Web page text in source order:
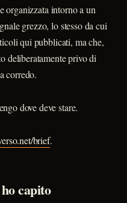
organizzata intorno a un
grezzo, lo stesso da cui
qui pubblicati, ma che,
deliberatamente privo di
corredo.
dove deve stare.
brief.
capito